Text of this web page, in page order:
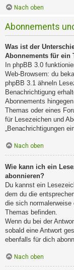
Nach oben
Abonnements
Was ist der
Abonnements für ein
In phpBB 3.0
Web-Browsern: du
phpBB 3.1 ähneln
Benachrichtigung
Abonnements
Themas oder eines
für Lesezeichen und
„Benachrichtigungen
Nach oben
Wie kann ich ein
abonnieren?
Du kannst ein
dem du die
die sich
Themas befinden.
Wenn du bei der
sobald eine Antwort
ebenfalls für dich
Nach oben